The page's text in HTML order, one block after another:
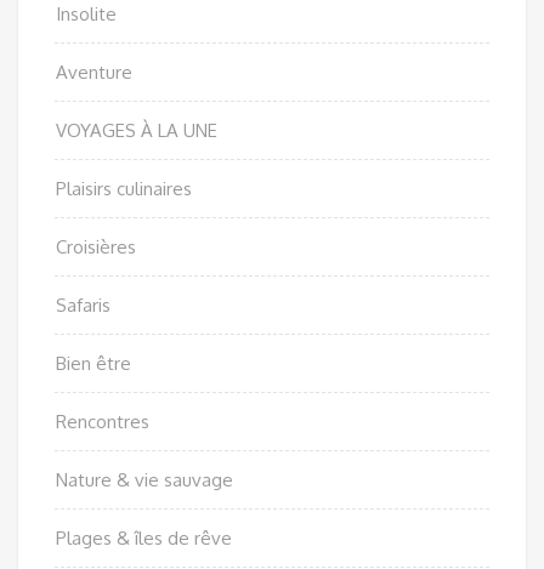
Insolite
Aventure
VOYAGES À LA UNE
Plaisirs culinaires
Croisières
Safaris
Bien être
Rencontres
Nature & vie sauvage
Plages & îles de rêve